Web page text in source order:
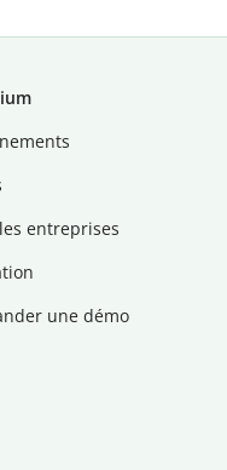
entreprises
une démo